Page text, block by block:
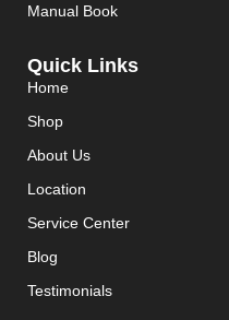
Manual Book
Quick Links
Home
Shop
About Us
Location
Service Center
Blog
Testimonials